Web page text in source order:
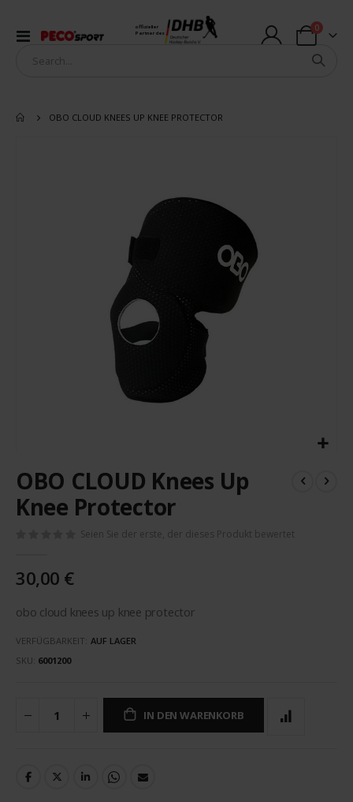
Navigation
offizieller
Partner des
Warenkorb
0Artikel
OBO CLOUD KNEES UP KNEE PROTECTOR
Anfang
der
Bildergalerie
OBO CLOUD Knees Up
Knee Protector
Seien Sie der erste, der dieses Produkt bewertet
30,00 €
obo cloud knees up knee protector
VERFÜGBARKEIT: AUF LAGER
SKU 6001200
IN DEN WARENKORB